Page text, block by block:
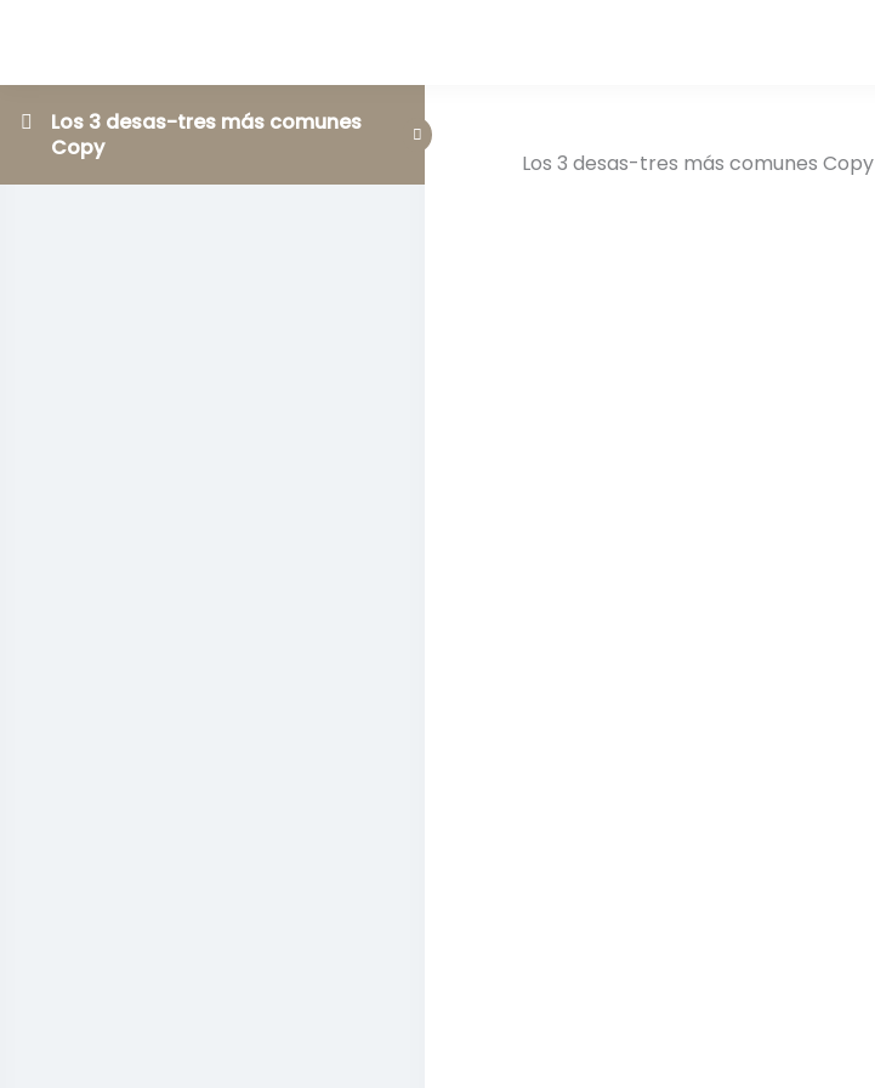
Los 3 desas-tres más comunes
Copy
Los 3 desas-tres más comunes Copy